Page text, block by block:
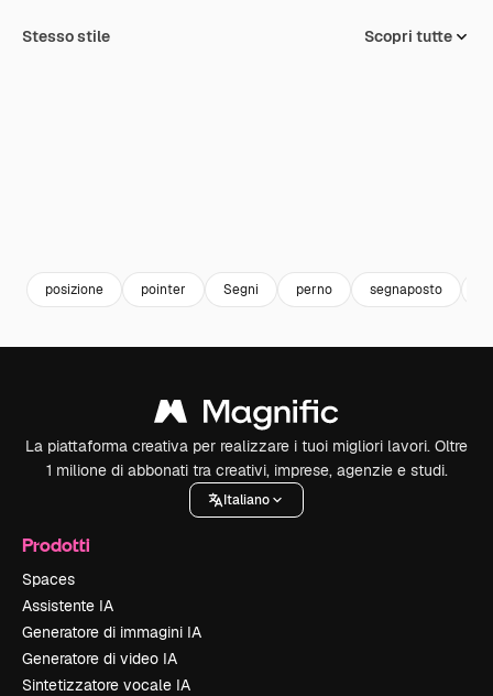
Stesso stile Scopri tutte
posizione pointer Segni perno segnaposto
La piattaforma creativa per realizzare i tuoi migliori lavori. Oltre
1 milione di abbonati tra creativi, imprese, agenzie e studi.
Italiano
Prodotti
Spaces
Assistente IA
Generatore di immagini IA
Generatore di video IA
Sintetizzatore vocale IA